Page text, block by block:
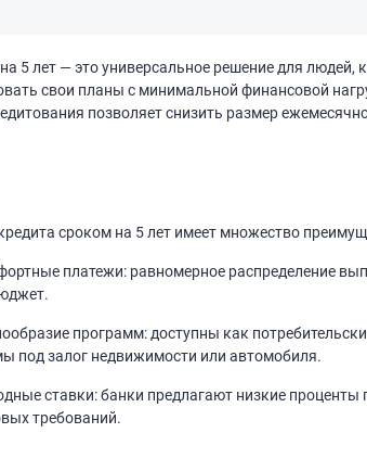
5 лет — это универсальное решение для людей,
свои планы с минимальной финансовой
позволяет снизить размер
сроком на 5 лет имеет множество
платежи: равномерное распределение
программ: доступны как
под залог недвижимости или автомобиля.
ставки: банки предлагают низкие проценты
требований.